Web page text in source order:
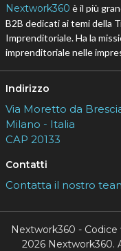
Nextwork360 è il più
B2B dedicati ai temi della
Imprenditoriale. Ha la
imprenditoriale nelle
Indirizzo
Via Moretto da
Milano - Italia
CAP 20133
Contatti
Contatta il nostro
Nextwork360 -
2026 Nextwork360.